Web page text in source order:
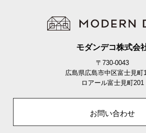
モダンデコ株式会
〒730-0043
広島県広島市中区富士見町
ロアール富士見町201
お問い合わせ